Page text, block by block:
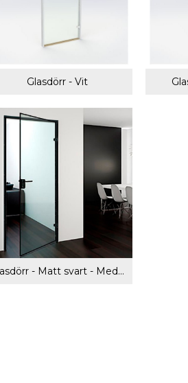
Glasdörr - Vit
Glasdörr - Matt svart - Med kantprofil